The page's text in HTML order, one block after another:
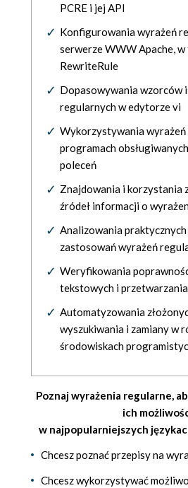
PCRE i jej API
Konfigurowania wyrażeń
serwerze WWW Apache,
RewriteRule
Dopasowywania wzorców
regularnych w edytorze vi
Wykorzystywania
programach
poleceń
Znajdowania i korzystania
źródeł informacji o
Analizowania praktycznych
zastosowań wyrażeń
Weryfikowania
tekstowych i
Automatyzowania
wyszukiwania i zamiany w
środowiskach
Poznaj wyrażenia regularne,
ich
w najpopularniejszych
Chcesz poznać przepisy na
Chcesz wykorzystywać